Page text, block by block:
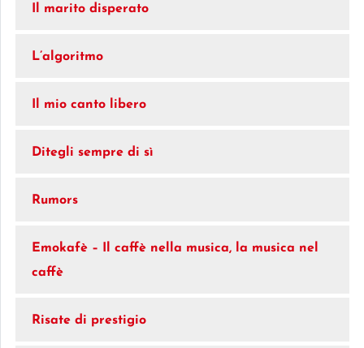
Il marito disperato
L’algoritmo
Il mio canto libero
Ditegli sempre di sì
Rumors
Emokafè – Il caffè nella musica, la musica nel
caffè
Risate di prestigio